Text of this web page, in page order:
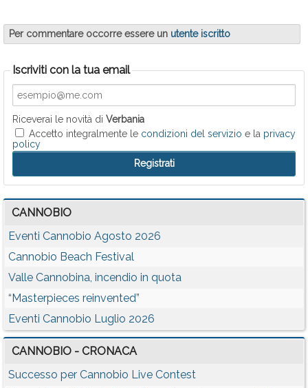
Per commentare occorre essere un utente iscritto
Iscriviti con la tua email
Riceverai le novità di Verbania
Accetto integralmente le condizioni del servizio e la privacy
policy
CANNOBIO
Eventi Cannobio Agosto 2026
Cannobio Beach Festival
Valle Cannobina, incendio in quota
“Masterpieces reinvented”
Eventi Cannobio Luglio 2026
CANNOBIO - CRONACA
Successo per Cannobio Live Contest